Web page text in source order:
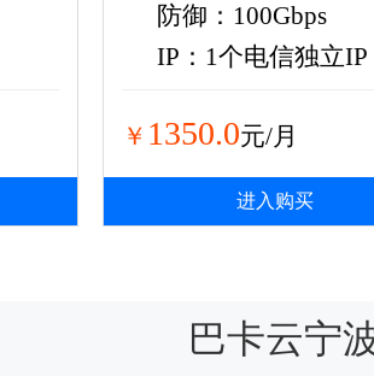
防御：100Gbps
IP：1个电信独立IP
￥ 1350.0元/月
进入购买
巴卡云宁